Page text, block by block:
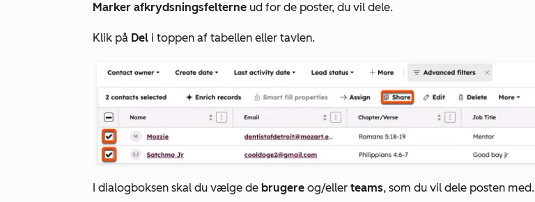
Marker afkrydsningsfelterne ud for de poster, du vil dele.
Klik på Del i toppen af tabellen eller tavlen.
I dialogboksen skal du vælge de brugere og/eller teams, som du vil dele posten med.